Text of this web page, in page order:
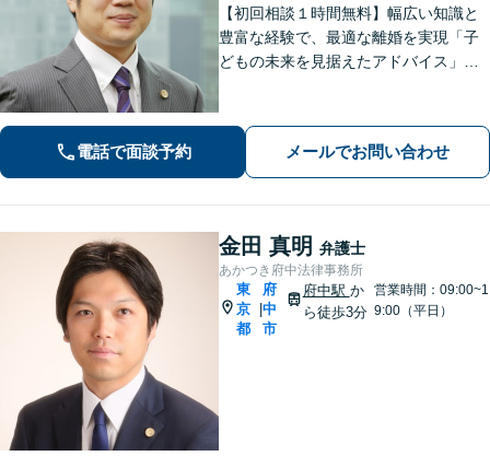
【初回相談１時間無料】幅広い知識と
豊富な経験で、最適な離婚を実現「子
どもの未来を見据えたアドバイス」
ラスメント対策措置をレクチャー。過
労死・過労自殺などの問題にも精通
【府中駅3分】
電話で面談予約 メールでお問い合わせ
金田 真明 弁護士
あかつき府中法律事務所
東
京
都
府
中
市
府中駅 か
ら徒歩3分
営業時間：09:00~1
9:00（平日）